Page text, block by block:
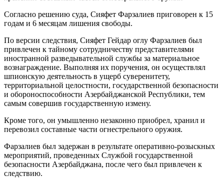
Согласно решению суда, Сияфет Фарзалиев приговорен к 15
годам и 6 месяцам лишения свободы.
По версии следствия, Сияфет Гейдар оглу Фарзалиев был
привлечен к тайному сотрудничеству представителями
иностранной разведывательной службы за материальное
вознаграждение. Выполняя их поручения, он осуществлял
шпионскую деятельность в ущерб суверенитету,
территориальной целостности, государственной безопасности
и обороноспособности Азербайджанской Республики, тем
самым совершив государственную измену.
Кроме того, он умышленно незаконно приобрел, хранил и
перевозил составные части огнестрельного оружия.
Фарзалиев был задержан в результате оперативно-розыскных
мероприятий, проведенных Службой государственной
безопасности Азербайджана, после чего был привлечен к
следствию.